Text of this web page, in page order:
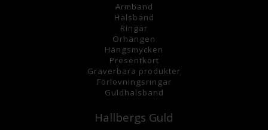
Armband
Halsband
Ringar
Örhängen
Hängsmycken
Presentkort
Graverbara produkter
Förlovningsringar
Guldhalsband
Hallbergs Guld